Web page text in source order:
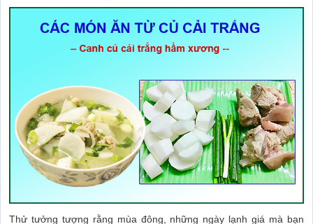
Thử tưởng tượng rằng mùa đông, những ngày lạnh giá mà bạn